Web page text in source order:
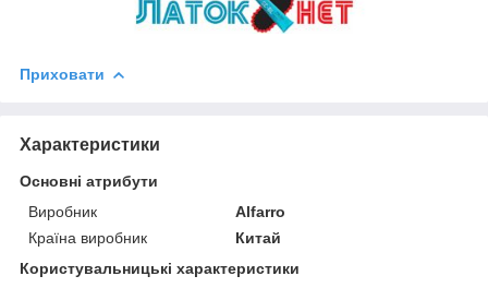
Приховати
Характеристики
Основні атрибути
Виробник
Alfarro
Країна виробник
Китай
Користувальницькі характеристики